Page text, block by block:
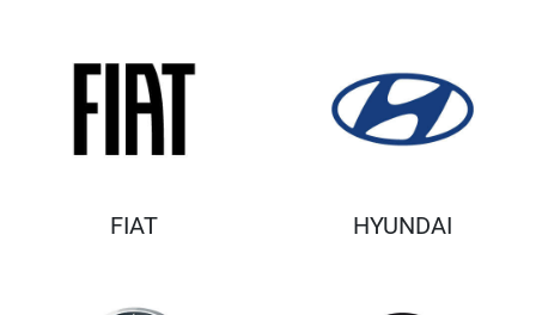
FIAT HYUNDAI